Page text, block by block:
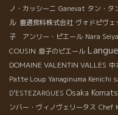
ノ・カッシーニ Ganevat タン・タ
ル 豊通食料株式会社 ヴォドピヴェ
子 アンリー・ピエール Nara Seiya
COUSIN 息子のピエール
DOMAINE VALENTIN VALLES 中
Patte Loup Yanaginuma Kenichi
D’ESTEZARGUES Osaka
ンバー・ヴィノヴェリータス Chef